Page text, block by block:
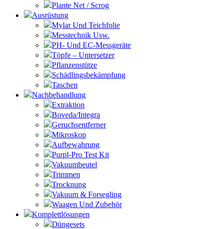
Plante Net / Scrog
Ausrüstung
Mylar Und Teichfolie
Messtechnik Usw.
PH- Und EC-Messgeräte
Töpfe – Untersetzer
Pflanzenstütze
Schädlingsbekämpfung
Taschen
Nachbehandlung
Extraktion
Boveda/Integra
Geruchsentferner
Mikroskop
Aufbewahrung
Purpl-Pro Test Kit
Vakuumbeutel
Trimmen
Trocknung
Vakuum & Forsegling
Waagen Und Zubehör
Komplettlösungen
Düngesets